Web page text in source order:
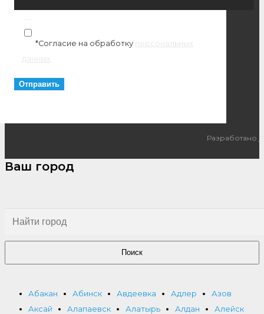
*Согласие на обработку персональных
данных
Разработано
Ваш город
Поиск
Абакан Абинск Авдеевка Адлер
Азов
Аксай
Алапаевск Алатырь Алдан
Алейск